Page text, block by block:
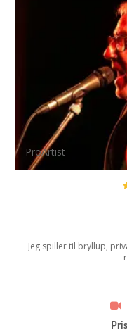
ProArtist
Jeg spiller til bryllup,